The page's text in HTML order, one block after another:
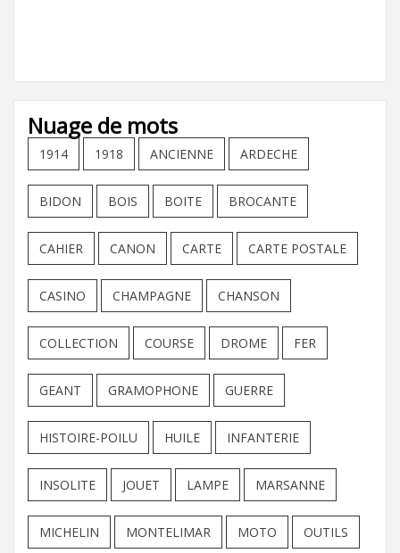
Nuage de mots
1914 1918 ANCIENNE ARDECHE
BIDON BOIS BOITE BROCANTE
CAHIER CANON CARTE CARTE POSTALE
CASINO CHAMPAGNE CHANSON
COLLECTION COURSE DROME FER
GEANT GRAMOPHONE GUERRE
HISTOIRE-POILU HUILE INFANTERIE
INSOLITE JOUET LAMPE MARSANNE
MICHELIN MONTELIMAR MOTO OUTILS